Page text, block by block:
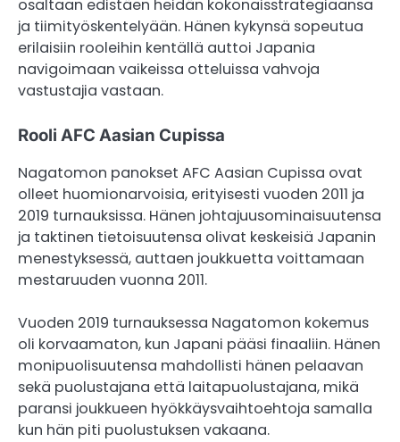
osaltaan edistäen heidän kokonaisstrategiaansa
ja tiimityöskentelyään. Hänen kykynsä sopeutua
erilaisiin rooleihin kentällä auttoi Japania
navigoimaan vaikeissa otteluissa vahvoja
vastustajia vastaan.
Rooli AFC Aasian Cupissa
Nagatomon panokset AFC Aasian Cupissa ovat
olleet huomionarvoisia, erityisesti vuoden 2011 ja
2019 turnauksissa. Hänen johtajuusominaisuutensa
ja taktinen tietoisuutensa olivat keskeisiä Japanin
menestyksessä, auttaen joukkuetta voittamaan
mestaruuden vuonna 2011.
Vuoden 2019 turnauksessa Nagatomon kokemus
oli korvaamaton, kun Japani pääsi finaaliin. Hänen
monipuolisuutensa mahdollisti hänen pelaavan
sekä puolustajana että laitapuolustajana, mikä
paransi joukkueen hyökkäysvaihtoehtoja samalla
kun hän piti puolustuksen vakaana.